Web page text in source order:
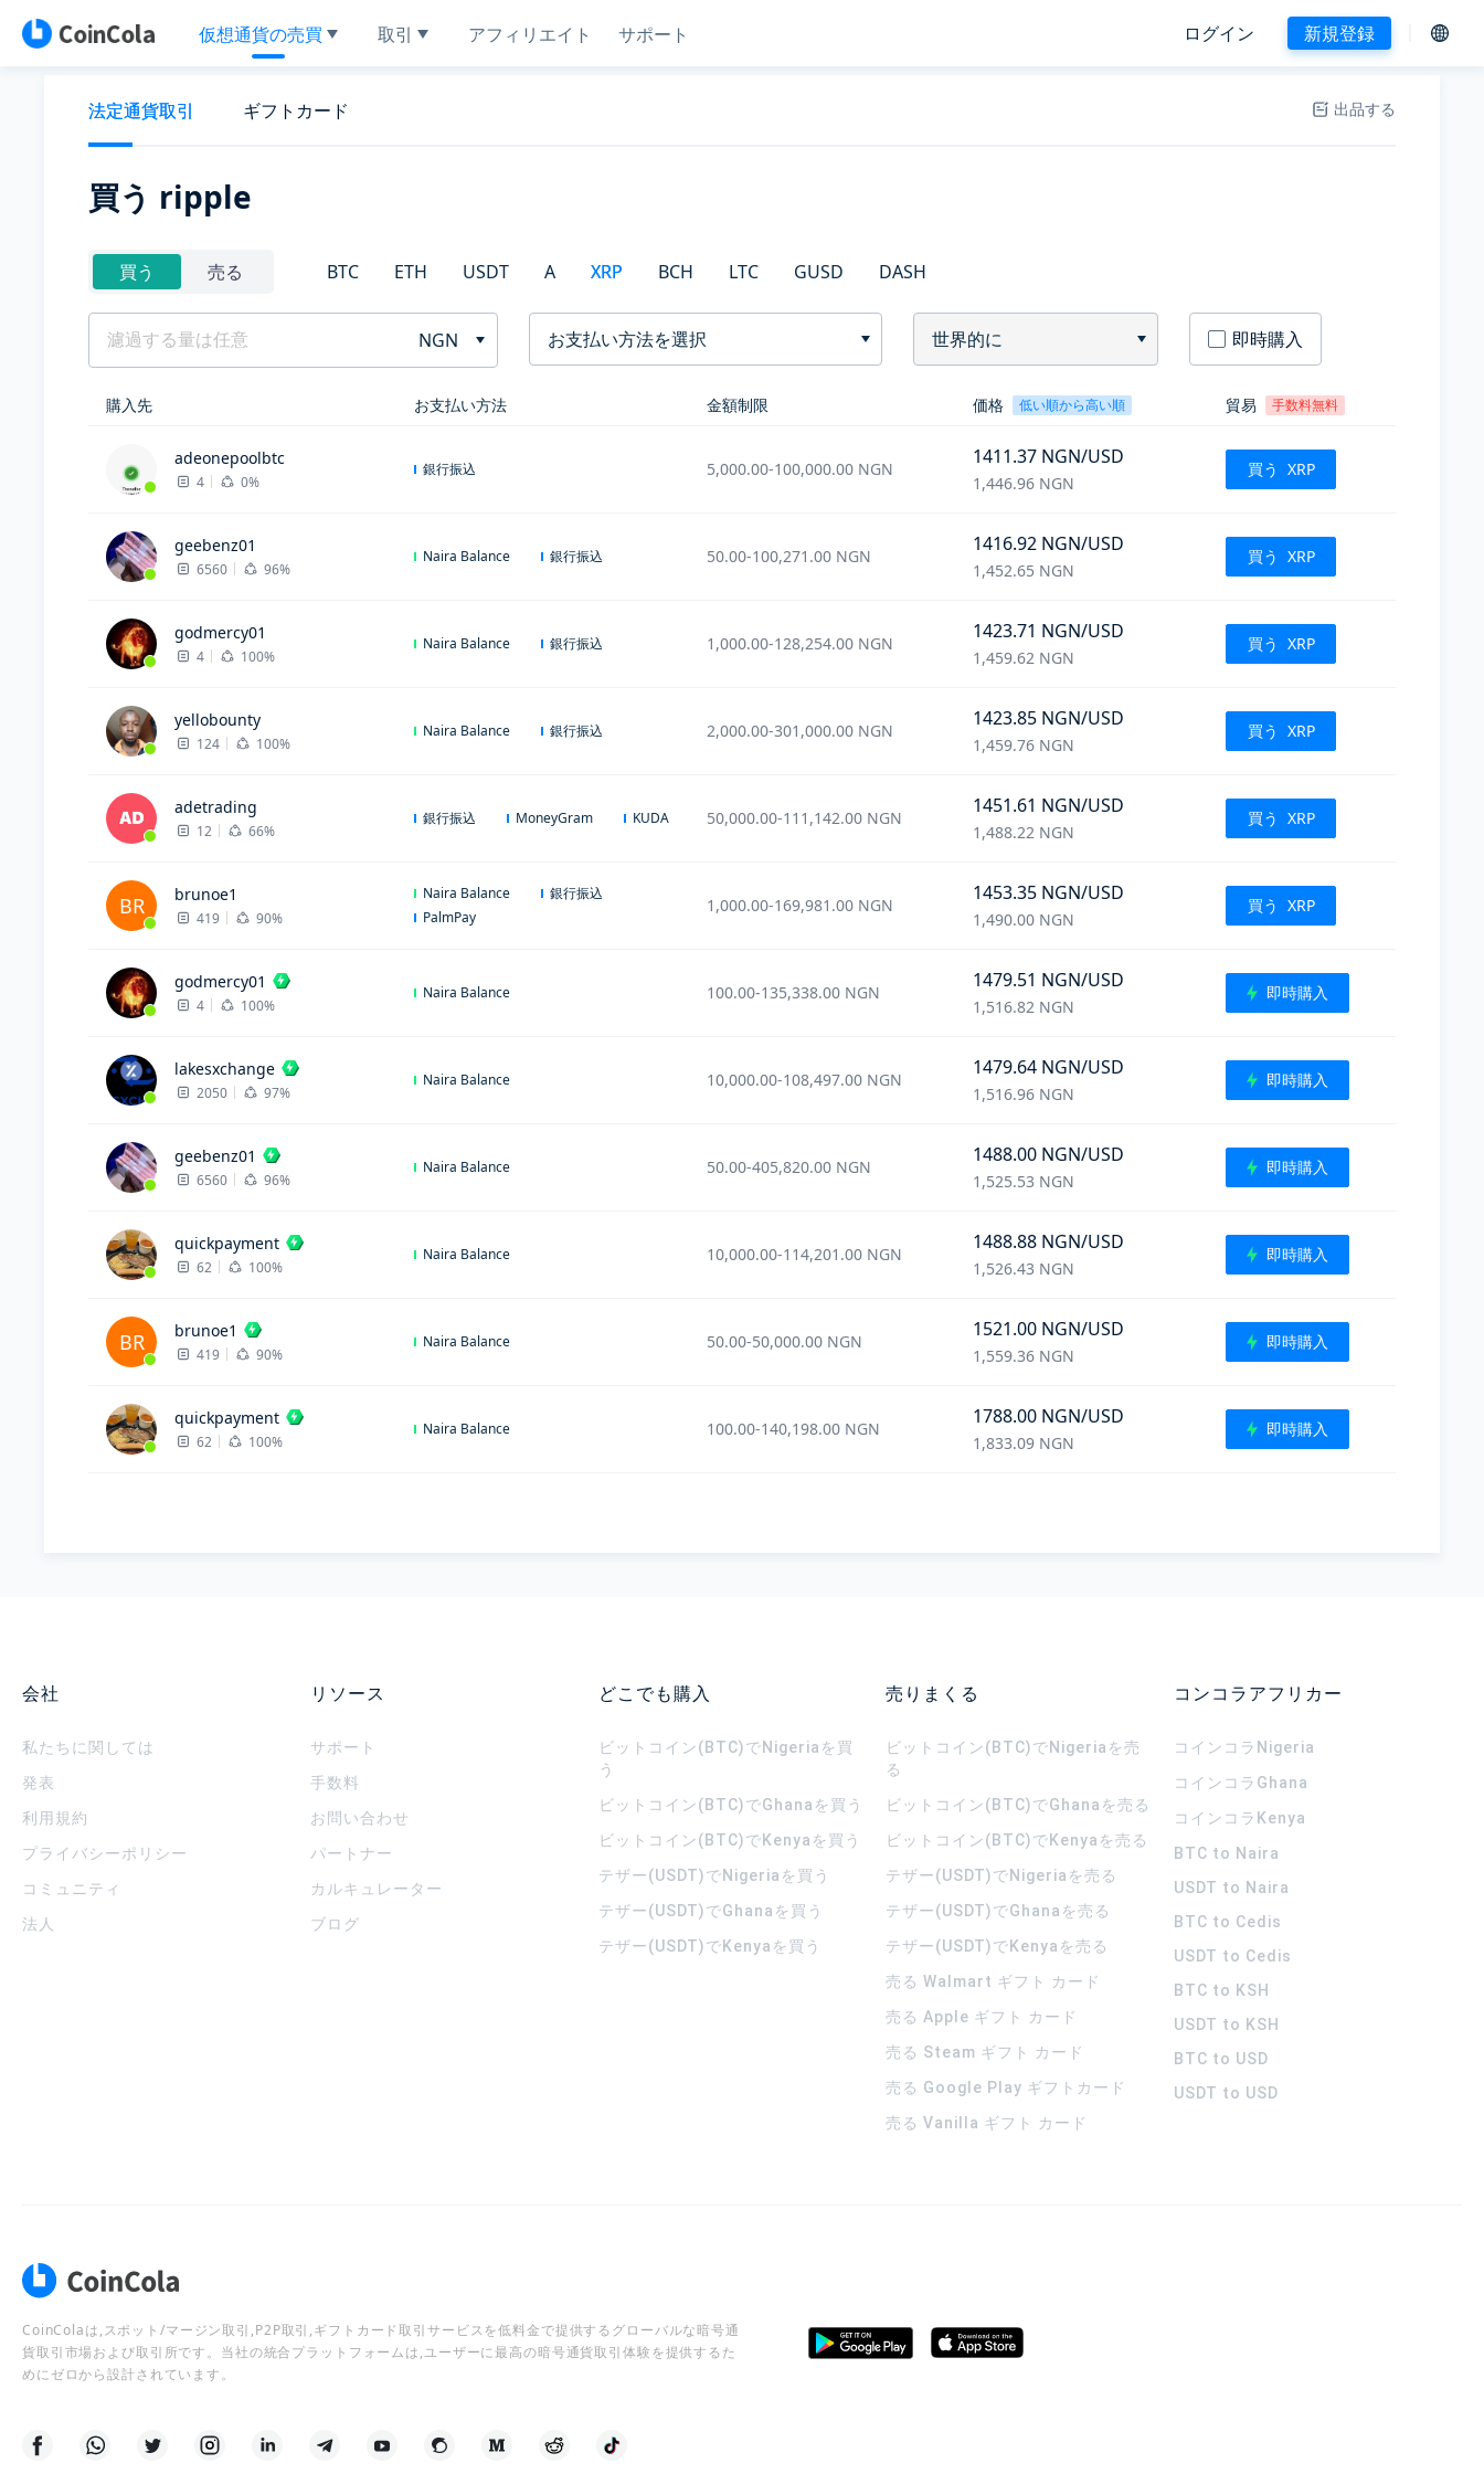
仮想通貨の売買 取引 アフィリエイト サポート ログイン 新規登録
法定通貨取引 ギフトカード 出品する
買う ripple
買う 売る BTC ETH USDT A XRP BCH LTC GUSD DASH
NGN お支払い方法を選択 世界的に 即時購入
購入先 お支払い方法 金額制限 価格 低い順から高い順 貿易 手数料無料
adeonepoolbtc
4 0%
銀行振込 5,000.00-100,000.00 NGN
1411.37 NGN/USD
1,446.96 NGN
買う XRP
geebenz01
6560 96%
Naira Balance 銀行振込 50.00-100,271.00 NGN
1416.92 NGN/USD
1,452.65 NGN
買う XRP
godmercy01
4 100%
Naira Balance 銀行振込 1,000.00-128,254.00 NGN
1423.71 NGN/USD
1,459.62 NGN
買う XRP
yellobounty
124 100%
Naira Balance 銀行振込 2,000.00-301,000.00 NGN
1423.85 NGN/USD
1,459.76 NGN
買う XRP
adetrading
12 66%
銀行振込 MoneyGram KUDA 50,000.00-111,142.00 NGN
1451.61 NGN/USD
1,488.22 NGN
買う XRP
BR brunoe1
419 90%
Naira Balance
銀行振込
PalmPay
1,000.00-169,981.00 NGN
1453.35 NGN/USD
1,490.00 NGN
買う XRP
godmercy01
4 100%
Naira Balance 100.00-135,338.00 NGN
1479.51 NGN/USD
1,516.82 NGN
即時購入
lakesxchange
2050 97%
Naira Balance 10,000.00-108,497.00 NGN
1479.64 NGN/USD
1,516.96 NGN
即時購入
geebenz01
6560 96%
Naira Balance 50.00-405,820.00 NGN
1488.00 NGN/USD
1,525.53 NGN
即時購入
quickpayment
62 100%
Naira Balance 10,000.00-114,201.00 NGN
1488.88 NGN/USD
1,526.43 NGN
即時購入
BR brunoe1
419 90%
Naira Balance 50.00-50,000.00 NGN
1521.00 NGN/USD
1,559.36 NGN
即時購入
quickpayment
62 100%
Naira Balance 100.00-140,198.00 NGN
1788.00 NGN/USD
1,833.09 NGN
即時購入
会社
私たちに関しては
発表
利用規約
プライバシーポリシー
コミュニティ
法人
リソース
サポート
手数料
お問い合わせ
パートナー
カルキュレーター
ブログ
どこでも購入
ビットコイン(BTC)でNigeriaを買
う
ビットコイン(BTC)でGhanaを買う
ビットコイン(BTC)でKenyaを買う
テザー(USDT)でNigeriaを買う
テザー(USDT)でGhanaを買う
テザー(USDT)でKenyaを買う
売りまくる
ビットコイン(BTC)でNigeriaを売
る
ビットコイン(BTC)でGhanaを売る
ビットコイン(BTC)でKenyaを売る
テザー(USDT)でNigeriaを売る
テザー(USDT)でGhanaを売る
テザー(USDT)でKenyaを売る
売る Walmart ギフト カード
売る Apple ギフト カード
売る Steam ギフト カード
売る Google Play ギフトカード
売る Vanilla ギフト カード
コンコラアフリカー
コインコラ Nigeria
コインコラ Ghana
コインコラ Kenya
BTC to Naira
USDT to Naira
BTC to Cedis
USDT to Cedis
BTC to KSH
USDT to KSH
BTC to USD
USDT to USD
CoinColaは,スポット/マージン取引,P2P取引,ギフトカード取引サービスを低料金で提供するグローバルな暗号通
貨取引市場および取引所です。当社の統合プラットフォームは,ユーザーに最高の暗号通貨取引体験を提供するた
めにゼロから設計されています。